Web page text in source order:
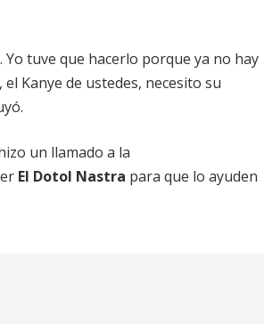
tuve que hacerlo porque ya no hay
Kanye de ustedes, necesito su
un llamado a la
El Dotol Nastra para que lo ayuden